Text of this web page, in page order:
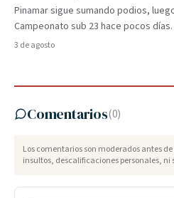
Pinamar sigue sumando podios,
Campeonato sub 23 hace pocos días.
3 de agosto
Comentarios(0)
Los comentarios son moderados antes
insultos, descalificaciones personales, ni